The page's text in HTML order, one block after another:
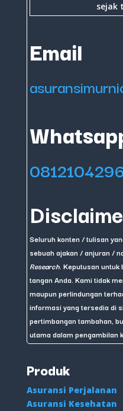
sejak
Email
Seluruh konten / tulisan
sebuah ajakan / anjuran /
Research . Keputusan
tangan Anda. Kami tidak
maupun perlindungan
informasi yang tersedia di
pertimbangan tambahan,
utama dalam pengambilan
Produk
Asuransi Perjalanan
Asuransi Kesehatan